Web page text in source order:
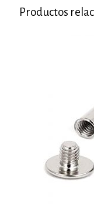
Productos